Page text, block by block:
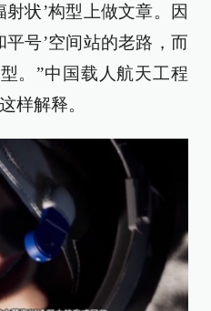
状’构型上做文章。因
号’空间站的老路，而
。”中国载人航天工程
样解释。